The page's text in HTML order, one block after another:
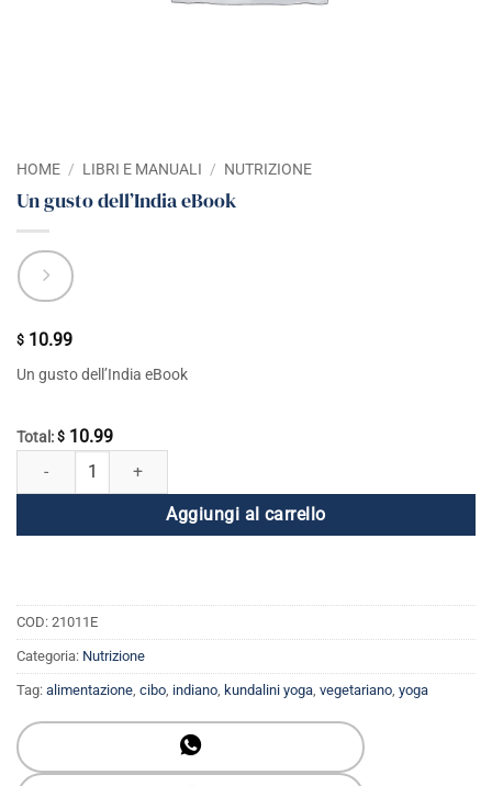
HOME / LIBRI E MANUALI / NUTRIZIONE
Un gusto dell’India eBook
$ 10.99
Un gusto dell’India eBook
Total: $ 10.99
Un gusto dell'India eBook quantità
Aggiungi al carrello
COD: 21011E
Categoria: Nutrizione
Tag: alimentazione cibo indiano kundalini yoga vegetariano yoga